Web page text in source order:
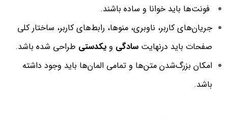
فونت‌ها باید خوانا و ساده باشند.
جریان‌های کاربر، ناوبری، منوها، رابط‌های کاربر، ساختار کلی
صفحات باید درنهایتسادگی ویکدستی طراحی شده باشد.
امکان بزرگ‌شدن متن‌ها و تمامی المان‌ها باید وجود داشته
باشد.